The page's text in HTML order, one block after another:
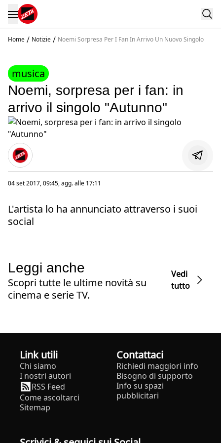
Home / Notizie / Noemi Sorpresa Per I Fan In Arrivo Un Nuovo Singolo
musica
Noemi, sorpresa per i fan: in
arrivo il singolo "Autunno"
04 set 2017, 09:45, agg. alle 17:11
L'artista lo ha annunciato attraverso i suoi
social
Leggi anche
Scopri tutte le ultime novità su
cinema e serie TV.
Vedi
tutto
Link utili
Chi siamo
I nostri autori
RSS Feed
Come ascoltarci
Sitemap
Contattaci
Richiedi maggiori info
Bisogno di supporto
Info su spazi
pubblicitari